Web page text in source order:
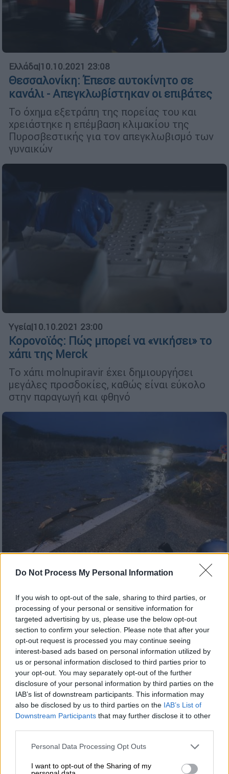
Do Not Process My Personal Information
If you wish to opt-out of the sale, sharing to third parties, or
processing of your personal or sensitive information for
targeted advertising by us, please use the below opt-out
section to confirm your selection. Please note that after your
opt-out request is processed you may continue seeing
interest-based ads based on personal information utilized by
us or personal information disclosed to third parties prior to
your opt-out. You may separately opt-out of the further
disclosure of your personal information by third parties on the
IAB’s list of downstream participants. This information may
also be disclosed by us to third parties on the IAB’s List of
Downstream Participants that may further disclose it to other
Please note that this website/app uses one or more Google
not limited to your visit or usage behaviour. You may click to
Personal Data Processing Opt Outs
I want to opt-out of the Sharing of my
Ελλάδα|10.10.2021 23:08
Θεσσαλονίκη: Έπεσε αυτοκίνητο σε
κανάλι - Απεγκλωβίστηκαν οι επιβάτες
Το όχημα εξετράπη της πορείας του και
χρειάστηκε η επέμβαση κλιμακίου της
Πυροσβεστικής για τον απεγκλωβισμό των
γυναικών
Υγεία|10.10.2021 23:00
Κορονοϊός: Πώς μπορεί να «νικήσει» το
χάπι της Merck
Το χάπι molnupiravir έχει δημιουργήσει
μεγάλες προσδοκίες, καθώς είναι εύκολο
στην παραγωγή και φθηνό
Ελλάδα|10.10.2021 22:46
πίσω - Η αγωνία για την Εύβοια και τις
ισχυρές καταιγίδες που έρχονται
Δύσκολες και οι επόμενες μέρες για
ολόκληρη τη χώρα - Σε επιφυλακή πολίτες
και Αρχές για την κακοκαιρία Αθηνά